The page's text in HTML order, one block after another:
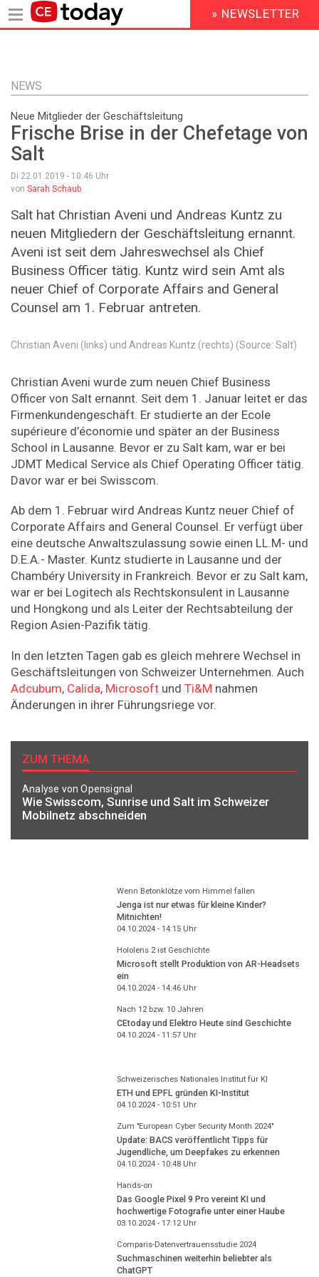
Inhalt
HEADER
MENU
» NEWSLETTER
NEWS
Neue Mitglieder der Geschäftsleitung
Frische Brise in der Chefetage von
Salt
Di 22.01.2019 - 10:46 Uhr
von Sarah Schaub
Salt hat Christian Aveni und Andreas Kuntz zu
neuen Mitgliedern der Geschäftsleitung ernannt.
Aveni ist seit dem Jahreswechsel als Chief
Business Officer tätig. Kuntz wird sein Amt als
neuer Chief of Corporate Affairs and General
Counsel am 1. Februar antreten.
Christian Aveni (links) und Andreas Kuntz (rechts) (Source: Salt)
Christian Aveni wurde zum neuen Chief Business
Officer von Salt ernannt. Seit dem 1. Januar leitet er das
Firmenkundengeschäft. Er studierte an der Ecole
supérieure d’économie und später an der Business
School in Lausanne. Bevor er zu Salt kam, war er bei
JDMT Medical Service als Chief Operating Officer tätig.
Davor war er bei Swisscom.
Ab dem 1. Februar wird Andreas Kuntz neuer Chief of
Corporate Affairs and General Counsel. Er verfügt über
eine deutsche Anwaltszulassung sowie einen LL.M- und
D.E.A.- Master. Kuntz studierte in Lausanne und der
Chambéry University in Frankreich. Bevor er zu Salt kam,
war er bei Logitech als Rechtskonsulent in Lausanne
und Hongkong und als Leiter der Rechtsabteilung der
Region Asien-Pazifik tätig.
In den letzten Tagen gab es gleich mehrere Wechsel in
Geschäftsleitungen von Schweizer Unternehmen. Auch
Adcubum, Calida, Microsoft und Ti&M nahmen
Änderungen in ihrer Führungsriege vor.
ZUM THEMA
Analyse von Opensignal
Wie Swisscom, Sunrise und Salt im Schweizer
Mobilnetz abschneiden
Wenn Betonklötze vom Himmel fallen
Jenga ist nur etwas für kleine Kinder?
Mitnichten!
04.10.2024 - 14:15Uhr
Hololens 2 ist Geschichte
Microsoft stellt Produktion von AR-Headsets
ein
04.10.2024 - 14:46Uhr
Nach 12 bzw. 10 Jahren
CEtoday und Elektro Heute sind Geschichte
04.10.2024 - 11:57Uhr
Schweizerisches Nationales Institut für KI
ETH und EPFL gründen KI-Institut
04.10.2024 - 10:51 Uhr
Zum "European Cyber Security Month 2024"
Update: BACS veröffentlicht Tipps für
Jugendliche, um Deepfakes zu erkennen
04.10.2024 - 10:48Uhr
Hands-on
Das Google Pixel 9 Pro vereint KI und
hochwertige Fotografie unter einer Haube
03.10.2024 - 17:12Uhr
Comparis-Datenvertrauensstudie 2024
Suchmaschinen weiterhin beliebter als
ChatGPT